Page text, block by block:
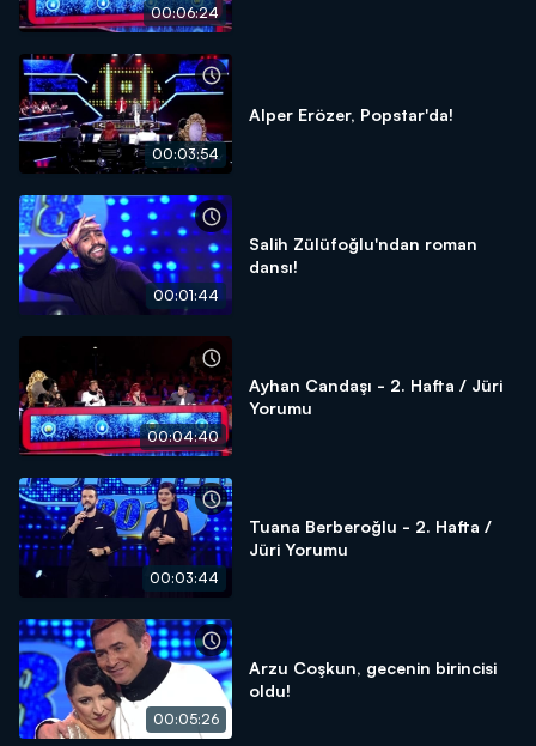
00:06:24
00:03:54
Alper Erözer, Popstar'da!
00:01:44
Salih Zülüfoğlu'ndan roman
dansı!
00:04:40
Ayhan Candaşı - 2. Hafta / Jüri
Yorumu
00:03:44
Tuana Berberoğlu - 2. Hafta /
Jüri Yorumu
00:05:26
Arzu Coşkun, gecenin birincisi
oldu!